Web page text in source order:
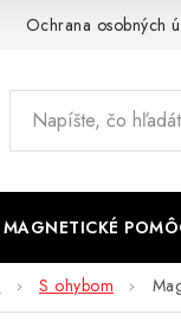
Ochrana osobných
MAGNETICKÉ
S ohybom